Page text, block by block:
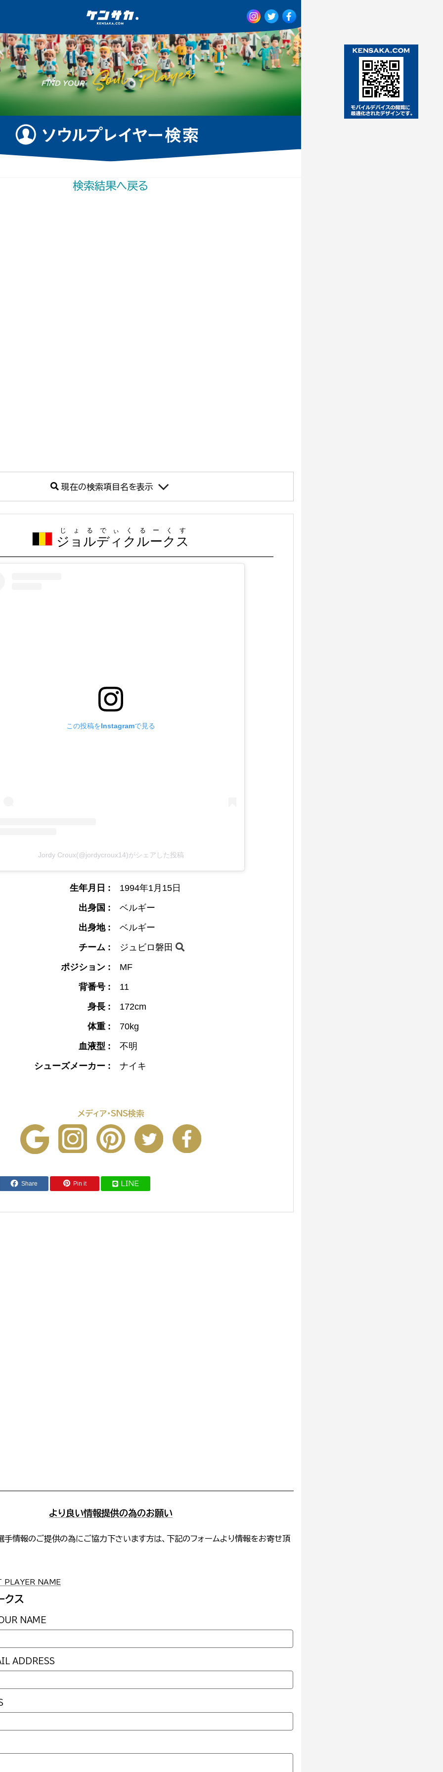
検索結果へ戻る
現在の検索項目名を表示
ジョルディクルークス
じょるでぃくるーくす
この投稿をInstagramで見る
Jordy Croux(@jordycroux14)がシェアした投稿
生年月日 :
1994年1月15日
出身国 :
ベルギー
出身地 :
ベルギー
チーム :
ジュビロ磐田
ポジション :
MF
背番号 :
11
身長 :
172cm
体重 :
70kg
血液型 :
不明
シューズメーカー :
ナイキ
メディア・SNS検索
Share Pin it LINE
より良い情報提供の為のお願い
手情報のご提供の為にご協力下さいます方は、下記のフォームより情報をお寄せ頂
PLAYER NAME
クス
NAME
ADDRESS